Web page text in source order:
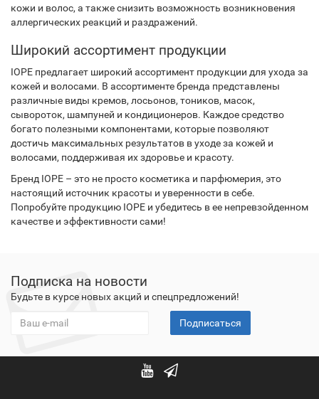
кожи и волос, а также снизить возможность возникновения
аллергических реакций и раздражений.
Широкий ассортимент продукции
IOPE предлагает широкий ассортимент продукции для ухода за
кожей и волосами. В ассортименте бренда представлены
различные виды кремов, лосьонов, тоников, масок,
сывороток, шампуней и кондиционеров. Каждое средство
богато полезными компонентами, которые позволяют
достичь максимальных результатов в уходе за кожей и
волосами, поддерживая их здоровье и красоту.
Бренд IOPE – это не просто косметика и парфюмерия, это
настоящий источник красоты и уверенности в себе.
Попробуйте продукцию IOPE и убедитесь в ее непревзойденном
качестве и эффективности сами!
Подписка на новости
Будьте в курсе новых акций и спецпредложений!
Подписаться